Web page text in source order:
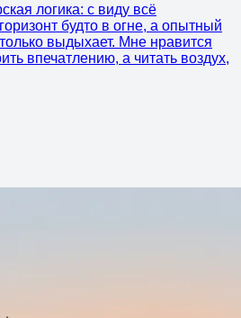
логика: с виду всё
будто в огне, а опытный
выдыхает. Мне нравится
впечатлению, а читать воздух,